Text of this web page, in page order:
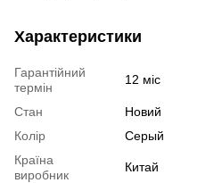
Характеристики
Гарантійний
термін
12 міс
Стан
Новий
Колір
Серый
Країна
виробник
Китай